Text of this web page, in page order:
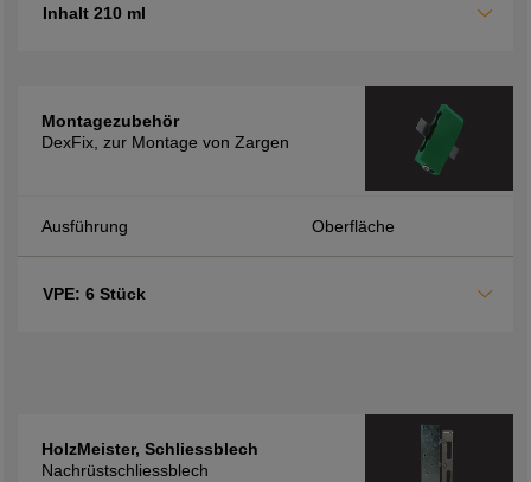
Inhalt 210 ml
Montagezubehör
DexFix, zur Montage von Zargen
Ausführung Oberfläche
VPE: 6 Stück
HolzMeister, Schliessblech
Nachrüstschliessblech